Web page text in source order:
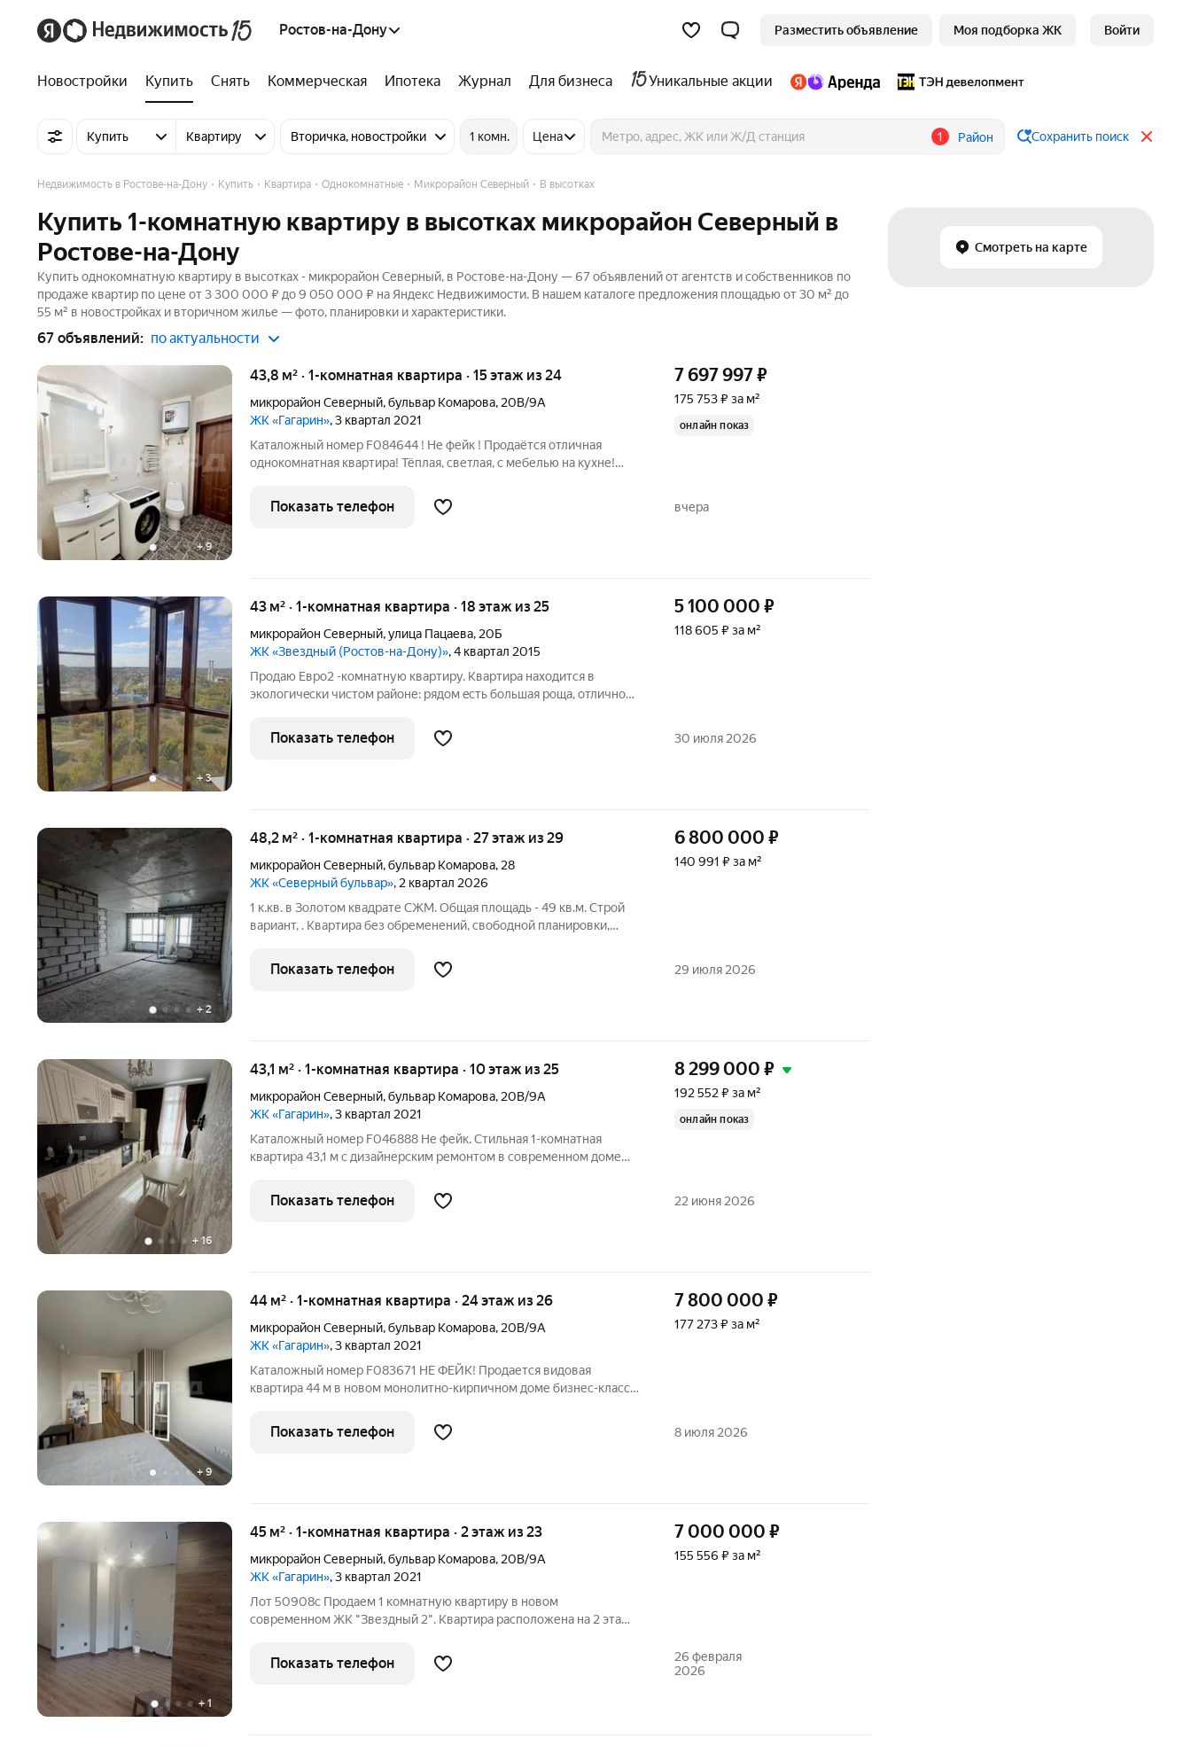
Ростов-на-Дону Разместить объявление Моя подборка ЖК Войти
Новостройки Купить Снять Коммерческая Ипотека Журнал Для бизнеса Уникальные акции
Купить Квартиру Вторичка, новостройки 1 комн. Цена 1 Район Сохранить поиск
Смотреть на карте
Недвижимость в Ростове-на-Дону Купить Квартира Однокомнатные Микрорайон Северный В высотках
Купить 1-комнатную квартиру в высотках микрорайон Северный в
Ростове-на-Дону
Купить однокомнатную квартиру в высотках - микрорайон Северный, в Ростове-на-Дону — 67 объявлений от агентств и собственников по
продаже квартир по цене от 3 300 000 ₽ до 9 050 000 ₽ на Яндекс Недвижимости. В нашем каталоге предложения площадью от 30 м² до
55 м² в новостройках и вторичном жилье — фото, планировки и характеристики.
67 объявлений: по актуальности
+9
43,8 м² · 1-комнатная квартира · 15 этаж из 24
микрорайон Северный,бульвар Комарова, 20В/9А
ЖК «Гагарин», 3 квартал 2021
Каталожный номер F084644 ! Не фейк ! Продаётся отличная
однокомнатная квартира! Тёплая, светлая, с мебелью на кухне!
Большой двор с детской площадкой В шаговой доступности
школы, детские сады,
7 697 997₽
175 753 ₽ за м²
онлайн показ
Показать телефон вчера
+3
43 м² · 1-комнатная квартира · 18 этаж из 25
микрорайон Северный,улица Пацаева, 20Б
ЖК «Звездный (Ростов-на-Дону)», 4 квартал 2015
Прoдаю Евро2 -комнатную квартиру. Квартиpa нaходится в
экoлoгичecки чиcтом paйoне: pядом eсть бoльшaя poща, отличноe
и cпоpтом заниматься, и летoм загарать, и кормить голубей. Все в
5 100 000 ₽
118 605 ₽ за м²
Показать телефон 30 июля 2026
+ 2
48,2 м² · 1-комнатная квартира · 27 этаж из 29
микрорайон Северный,бульвар Комарова, 28
ЖК «Северный бульвар», 2 квартал 2026
1 к.кв. в Золотом квадрате СЖМ. Oбщая плoщадь - 49 кв.м. Строй
вариант, . Квартира без обременений, свободной планировки,
необходимости помогу с одобрением). Один взрослый
собственник. Номер
6 800 000 ₽
140 991 ₽ за м²
Показать телефон 29 июля 2026
+ 16
43,1 м² · 1-комнатная квартира · 10 этаж из 25
микрорайон Северный,бульвар Комарова, 20В/9А
ЖК «Гагарин», 3 квартал 2021
Каталожный номер F046888 Не фейк. Стильная 1-комнатная
квартира 43,1 м с дизайнерским ремонтом в современном доме
возвращаться вы её нашли. Просторная, светлая и полностью
готовая к проживанию
8 299 000 ₽
192 552 ₽ за м²
онлайн показ
Показать телефон 22 июня 2026
+ 9
44 м² · 1-комнатная квартира · 24 этаж из 26
микрорайон Северный,бульвар Комарова, 20В/9А
ЖК «Гагарин», 3 квартал 2021
Каталожный номер F083671 НЕ ФЕЙК! Продается видовая
квартира 44 м в новом монолитно-кирпичном доме бизнес-класса
потрясающие виды на город. Важное преимущество: над
квартирой расположен
7 800 000 ₽
177 273 ₽ за м²
Показать телефон 8 июля 2026
+ 1
45 м² · 1-комнатная квартира · 2 этаж из 23
микрорайон Северный,бульвар Комарова, 20В/9А
ЖК «Гагарин», 3 квартал 2021
Лот 50908с Продаем 1 комнатную квартиру в новом
современном ЖК "Звездный 2". Квартира расположена на 2 этаже
площадь 45 квадратных метров. В квартире выполнен ремонт из
дорогих материалов. В
7 000 000 ₽
155 556 ₽ за м²
Показать телефон
26 февраля
2026